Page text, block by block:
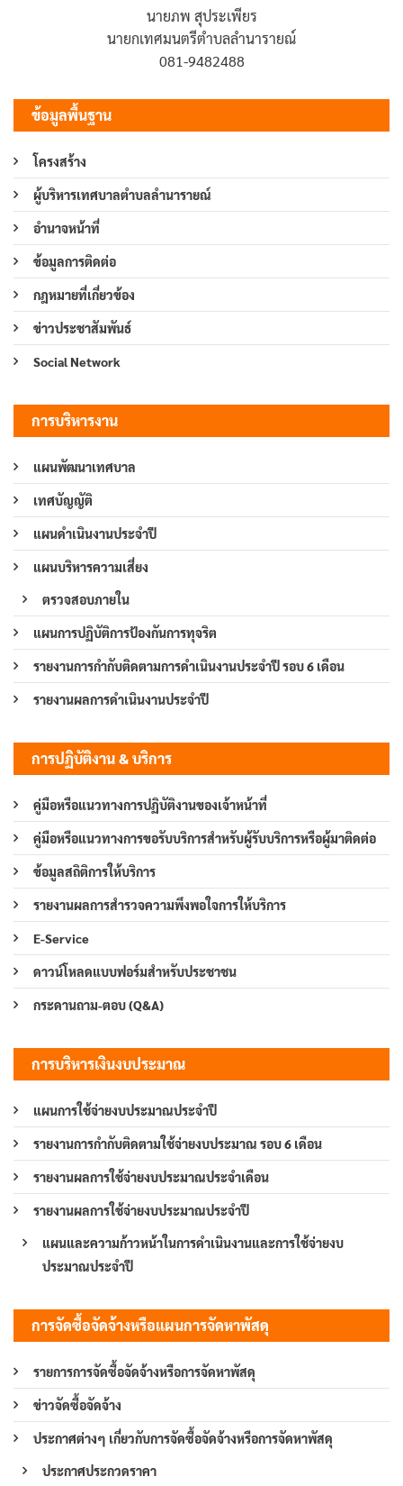
นายภพ สุประเพียร
นายกเทศมนตรีตำบลลำนารายณ์
081-9482488
ข้อมูลพื้นฐาน
โครงสร้าง
ผู้บริหารเทศบาลตำบลลำนารายณ์
อำนาจหน้าที่
ข้อมูลการติดต่อ
กฎหมายที่เกี่ยวข้อง
ข่าวประชาสัมพันธ์
Social Network
การบริหารงาน
แผนพัฒนาเทศบาล
เทศบัญญัติ
แผนดำเนินงานประจำปี
แผนบริหารความเสี่ยง
ตรวจสอบภายใน
แผนการปฏิบัติการป้องกันการทุจริต
รายงานการกำกับติดตามการดำเนินงานประจำปี รอบ 6 เดือน
รายงานผลการดำเนินงานประจำปี
การปฏิบัติงาน & บริการ
คู่มือหรือแนวทางการปฏิบัติงานของเจ้าหน้าที่
คู่มือหรือแนวทางการขอรับบริการสำหรับผู้รับบริการหรือผู้มาติดต่อ
ข้อมูลสถิติการให้บริการ
รายงานผลการสำรวจความพึงพอใจการให้บริการ
E-Service
ดาวน์โหลดแบบฟอร์มสำหรับประชาชน
กระดานถาม-ตอบ (Q&A)
การบริหารเงินงบประมาณ
แผนการใช้จ่ายงบประมาณประจำปี
รายงานการกำกับติดตามใช้จ่ายงบประมาณ รอบ 6 เดือน
รายงานผลการใช้จ่ายงบประมาณประจำเดือน
รายงานผลการใช้จ่ายงบประมาณประจำปี
แผนและความก้าวหน้าในการดำเนินงานและการใช้จ่ายงบ
ประมาณประจำปี
การจัดซื้อจัดจ้างหรือแผนการจัดหาพัสดุ
รายการการจัดซื้อจัดจ้างหรือการจัดหาพัสดุ
ข่าวจัดซื้อจัดจ้าง
ประกาศต่างๆ เกี่ยวกับการจัดซื้อจัดจ้างหรือการจัดหาพัสดุ
ประกาศประกวดราคา